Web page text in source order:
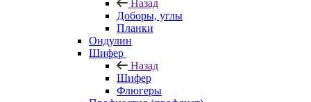
Назад
Доборы, углы
Планки
Ондулин
Шифер
Назад
Шифер
Флюгеры